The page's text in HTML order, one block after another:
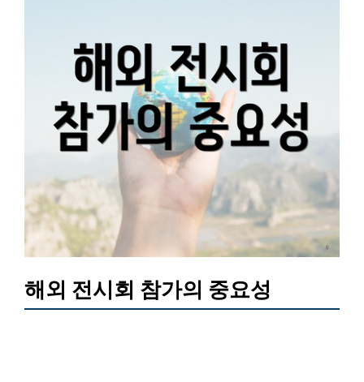
해외 전시회 참가의 중요성